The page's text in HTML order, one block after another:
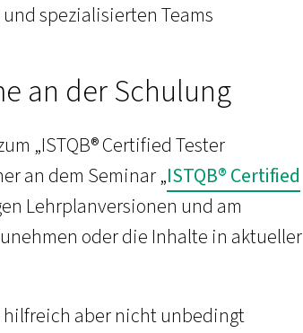
spezialisierten Teams
an der Schulung
„ISTQB® Certified Tester
an dem Seminar „ISTQB® Certified
Lehrplanversionen und am
oder die Inhalte in aktueller
hilfreich aber nicht unbedingt